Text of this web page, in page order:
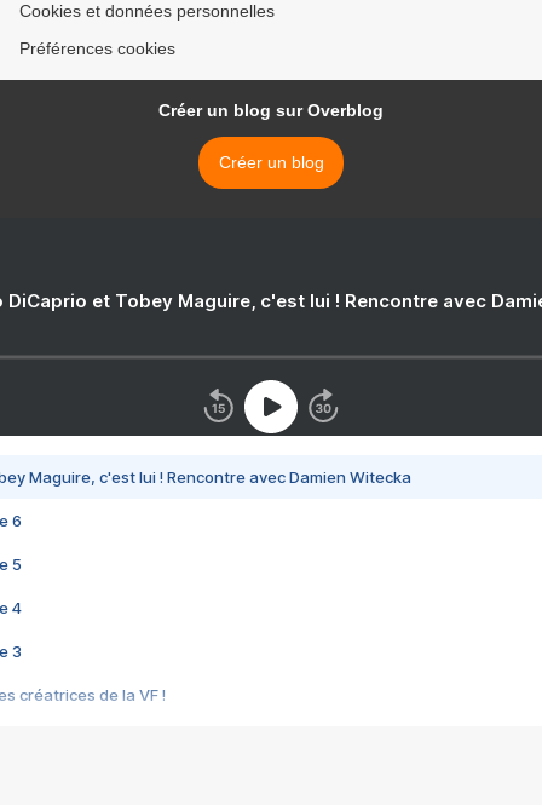
Cookies et données personnelles
Préférences cookies
Créer un blog sur Overblog
Créer un blog
DiCaprio et Tobey Maguire, c'est lui ! Rencontre avec
Maguire, c'est lui ! Rencontre avec Damien Witecka
6
5
4
3
créatrices de la VF !